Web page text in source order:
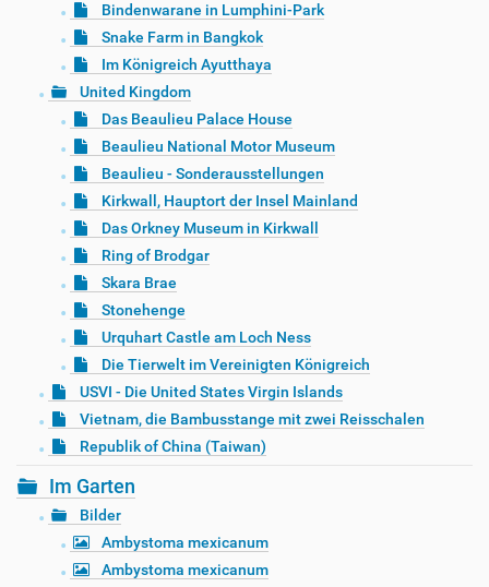
Bindenwarane in Lumphini-Park
Snake Farm in Bangkok
Im Königreich Ayutthaya
United Kingdom
Das Beaulieu Palace House
Beaulieu National Motor Museum
Beaulieu - Sonderausstellungen
Kirkwall, Hauptort der Insel Mainland
Das Orkney Museum in Kirkwall
Ring of Brodgar
Skara Brae
Stonehenge
Urquhart Castle am Loch Ness
Die Tierwelt im Vereinigten Königreich
USVI - Die United States Virgin Islands
Vietnam, die Bambusstange mit zwei Reisschalen
Republik of China (Taiwan)
Im Garten
Bilder
Ambystoma mexicanum
Ambystoma mexicanum